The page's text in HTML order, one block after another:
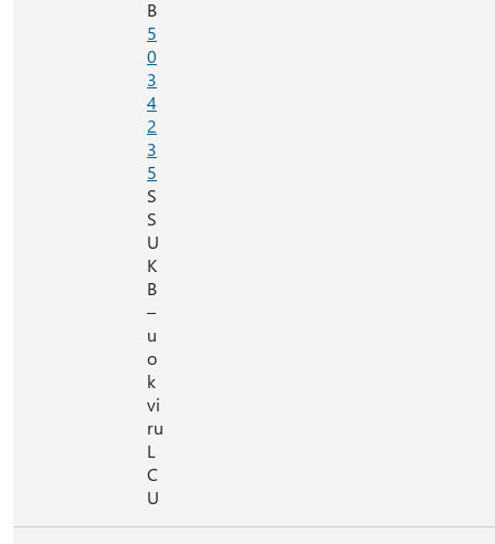
B
5
0
3
4
2
3
5
S
S
U
K
B
–
u
o
k
vi
ru
L
C
U